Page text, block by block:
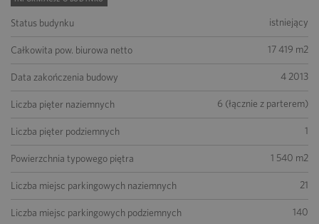
Status budynku istniejący
Całkowita pow. biurowa netto 17 419 m2
Data zakończenia budowy 4 2013
Liczba pięter naziemnych 6 (łącznie z parterem)
Liczba pięter podziemnych 1
Powierzchnia typowego piętra 1 540 m2
Liczba miejsc parkingowych naziemnych 21
Liczba miejsc parkingowych podziemnych 140